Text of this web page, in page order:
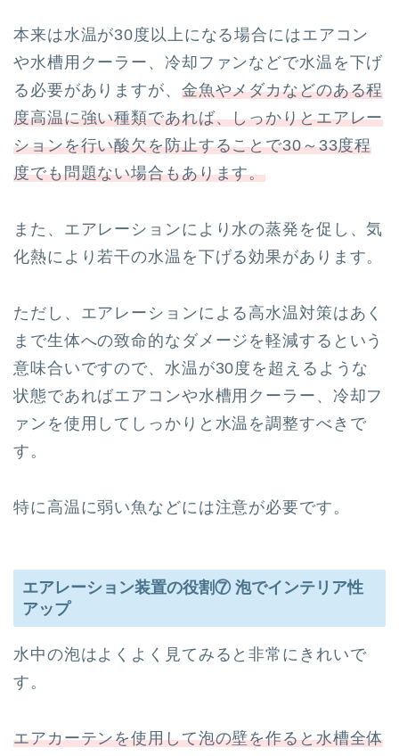
本来は水温が30度以上になる場合にはエアコン
や水槽用クーラー、冷却ファンなどで水温を下げ
る必要がありますが、 金魚やメダカなどのある程
度高温に強い種類であれば、しっかりとエアレー
ションを行い酸欠を防止することで30～33度程
度でも問題ない場合もあります。
また、エアレーションにより水の蒸発を促し、気
化熱により若干の水温を下げる効果があります。
ただし、エアレーションによる高水温対策はあく
まで生体への致命的なダメージを軽減するという
意味合いですので、水温が30度を超えるような
状態であればエアコンや水槽用クーラー、冷却フ
ァンを使用してしっかりと水温を調整すべきで
す。
特に高温に弱い魚などには注意が必要です。
エアレーション装置の役割⑦ 泡でインテリア性
アップ
水中の泡はよくよく見てみると非常にきれいで
す。
エアカーテンを使用して泡の壁を作ると水槽全体